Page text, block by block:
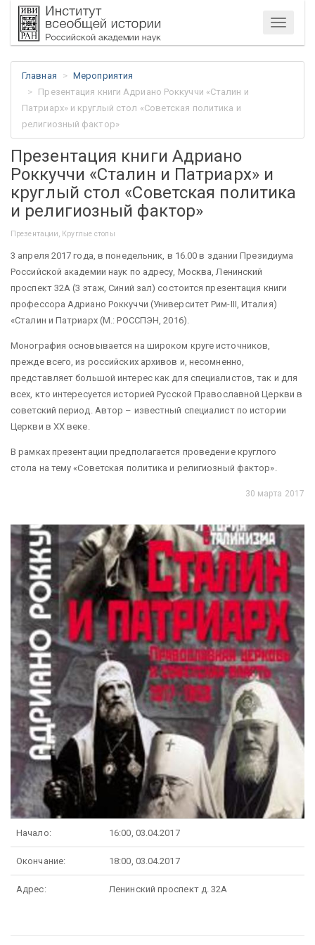
Меню
Главная
Мероприятия
Презентация книги Адриано Роккуччи «Сталин и
Патриарх» и круглый стол «Советская политика и
религиозный фактор»
Презентация книги Адриано
Роккуччи «Сталин и Патриарх» и
круглый стол «Советская политика
и религиозный фактор»
Презентации, Круглые столы
3 апреля 2017 года, в понедельник, в 16.00 в здании Президиума
Российской академии наук по адресу, Москва, Ленинский
проспект 32А (3 этаж, Синий зал) состоится презентация книги
профессора Адриано Роккуччи (Университет Рим-III, Италия)
«Сталин и Патриарх (М.: РОССПЭН, 2016).
Монография основывается на широком круге источников,
прежде всего, из российских архивов и, несомненно,
представляет большой интерес как для специалистов, так и для
всех, кто интересуется историей Русской Православной Церкви в
советский период. Автор – известный специалист по истории
Церкви в ХХ веке.
В рамках презентации предполагается проведение круглого
стола на тему «Советская политика и религиозный фактор».
30 марта 2017
Начало: 16:00, 03.04.2017
Окончание: 18:00, 03.04.2017
Адрес: Ленинский проспект д. 32А